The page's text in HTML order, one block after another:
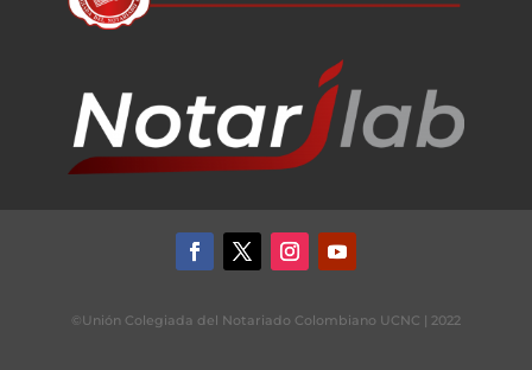
©Unión Colegiada del Notariado Colombiano UCNC | 2022